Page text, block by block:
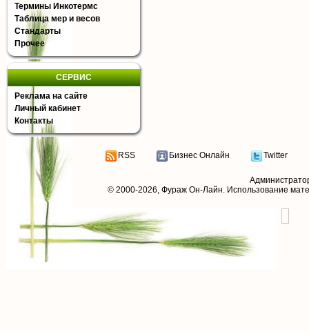
Термины Инкотермс
Таблица мер и весов
Стандарты
Прочее
СЕРВИС
Реклама на сайте
Личный кабинет
Контакты
RSS Бизнес Онлайн Twitter
© 2000-2026, Фураж Он-Лайн. Использование